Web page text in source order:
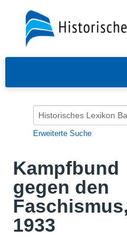
Erweiterte Suche
Kampfbund
gegen den
1933